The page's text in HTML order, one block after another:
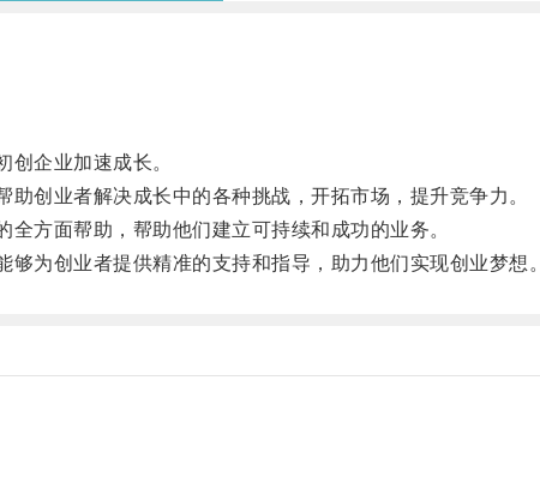
企业加速成长。
业者解决成长中的各种挑战，开拓市场，提升竞争力。
方面帮助，帮助他们建立可持续和成功的业务。
创业者提供精准的支持和指导，助力他们实现创业梦想。